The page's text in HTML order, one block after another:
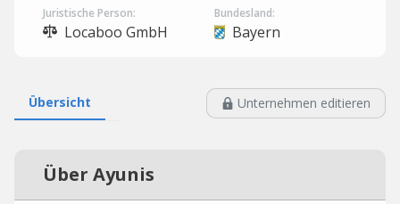
Juristische Person:
Locaboo GmbH
Bundesland:
Bayern
Übersicht Unternehmen editieren
Über Ayunis